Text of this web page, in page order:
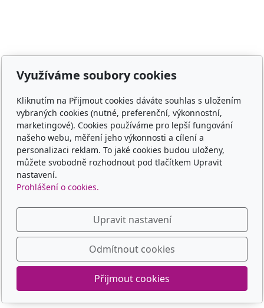
Jaké nosítko vybrat
Obchodní podmínky
Platba, doprava, vrácení
Kontakt
Kontaktní formulář
Využíváme soubory cookies
Kliknutím na Přijmout cookies dáváte souhlas s uložením
vybraných cookies (nutné, preferenční, výkonnostní,
marketingové). Cookies používáme pro lepší fungování
našeho webu, měření jeho výkonnosti a cílení a
personalizaci reklam. To jaké cookies budou uloženy,
můžete svobodně rozhodnout pod tlačítkem Upravit
nastavení.
Prohlášení o cookies.
Upravit nastavení
Odmítnout cookies
Přijmout cookies
© 2025 dobrenositko.cz